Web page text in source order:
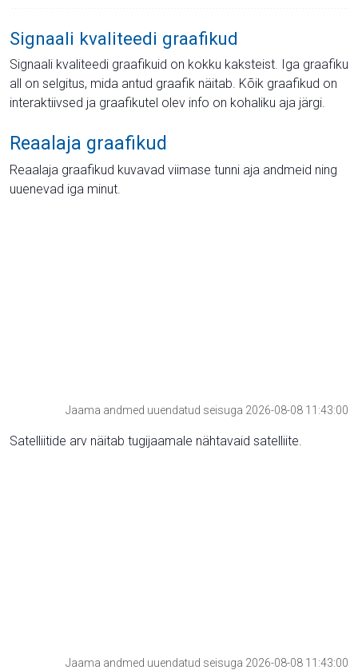
Signaali kvaliteedi graafikud
Signaali kvaliteedi graafikuid on kokku kaksteist. Iga graafiku
all on selgitus, mida antud graafik näitab. Kõik graafikud on
interaktiivsed ja graafikutel olev info on kohaliku aja järgi.
Reaalaja graafikud
Reaalaja graafikud kuvavad viimase tunni aja andmeid ning
uuenevad iga minut.
Jaama andmed uuendatud seisuga 2026-08-08 11:43:00
Satelliitide arv näitab tugijaamale nähtavaid satelliite.
Jaama andmed uuendatud seisuga 2026-08-08 11:43:00